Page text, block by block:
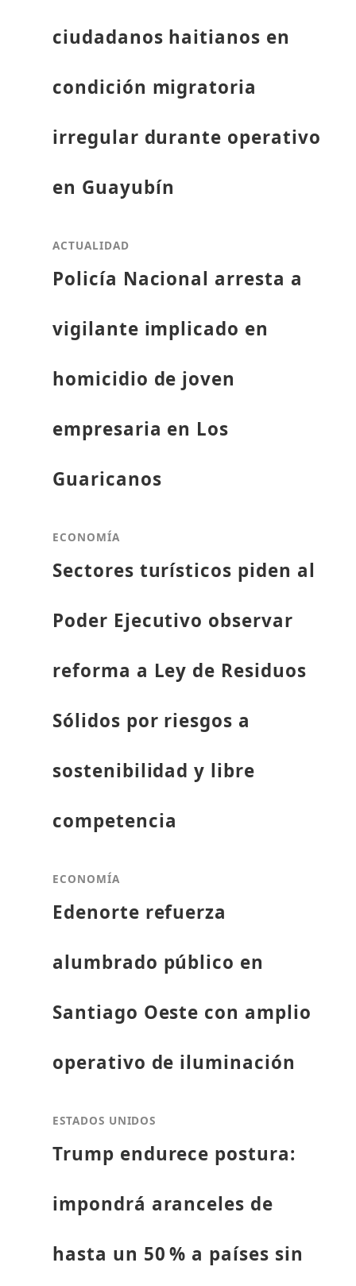
ciudadanos haitianos en
condición migratoria
irregular durante operativo
en Guayubín
ACTUALIDAD
Policía Nacional arresta a
vigilante implicado en
homicidio de joven
empresaria en Los
Guaricanos
ECONOMÍA
Sectores turísticos piden al
Poder Ejecutivo observar
reforma a Ley de Residuos
Sólidos por riesgos a
sostenibilidad y libre
competencia
ECONOMÍA
Edenorte refuerza
alumbrado público en
Santiago Oeste con amplio
operativo de iluminación
ESTADOS UNIDOS
Trump endurece postura:
impondrá aranceles de
hasta un 50 % a países sin